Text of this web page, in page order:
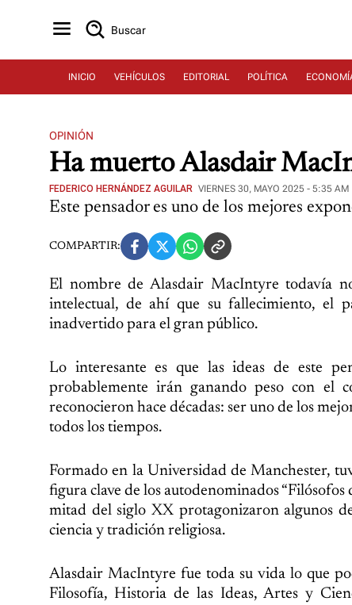
Buscar
INICIO VEHÍCULOS EDITORIAL POLÍTICA
OPINIÓN
Ha muerto Alasdair
FEDERICO HERNÁNDEZ AGUILAR VIERNES 30, MAYO 2025 - 5:35 AM
Este pensador es uno de los mejores
COMPARTIR:
El nombre de Alasdair MacIntyre todavía
intelectual, de ahí que su fallecimiento, el
inadvertido para el gran público.
Lo interesante es que las ideas de este
probablemente irán ganando peso con el
reconocieron hace décadas: ser uno de los
todos los tiempos.
Formado en la Universidad de Manchester,
figura clave de los autodenominados
mitad del siglo XX protagonizaron algunos
ciencia y tradición religiosa.
Alasdair MacIntyre fue toda su vida lo que
Filosofía, Historia de las Ideas, Artes y